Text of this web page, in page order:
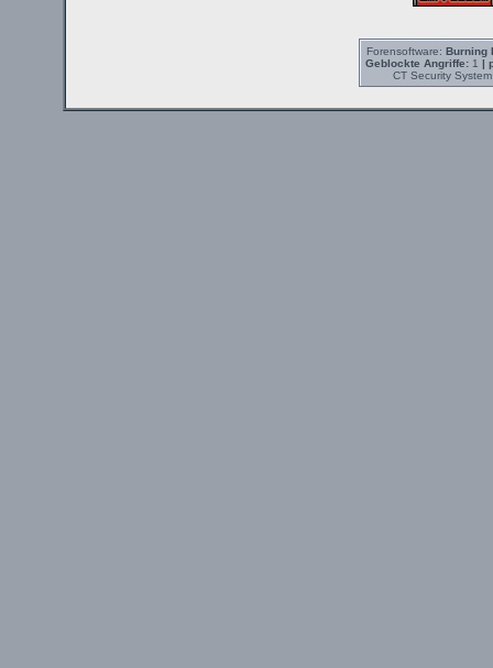
Forensoftware: Burning
Geblockte Angriffe:1 |
CT Security